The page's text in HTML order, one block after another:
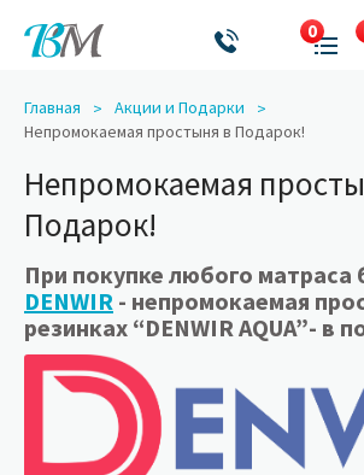
Главная
Акции и Подарки
Непромокаемая простыня в Подарок!
Непромокаемая
Подарок!
При покупке любого матраса
DENWIR - непромокаемая
резинках “DENWIR AQUA”- в